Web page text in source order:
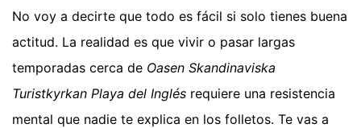
No voy a decirte que todo es fácil si solo tienes buena
actitud. La realidad es que vivir o pasar largas
temporadas cerca de Oasen Skandinaviska
Turistkyrkan Playa del Inglés requiere una resistencia
mental que nadie te explica en los folletos. Te vas a